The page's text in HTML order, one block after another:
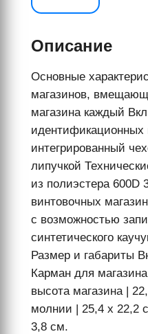
Описание
Основные
магазинов,
магазина каждый
идентификационных
интегрированный
липучкой
из полиэстера 600D
винтовочных
с возможностью
синтетического
Размер и габариты
Карман для
высота магазина |
молнии | 25,4 x 22,2
3,8 см.